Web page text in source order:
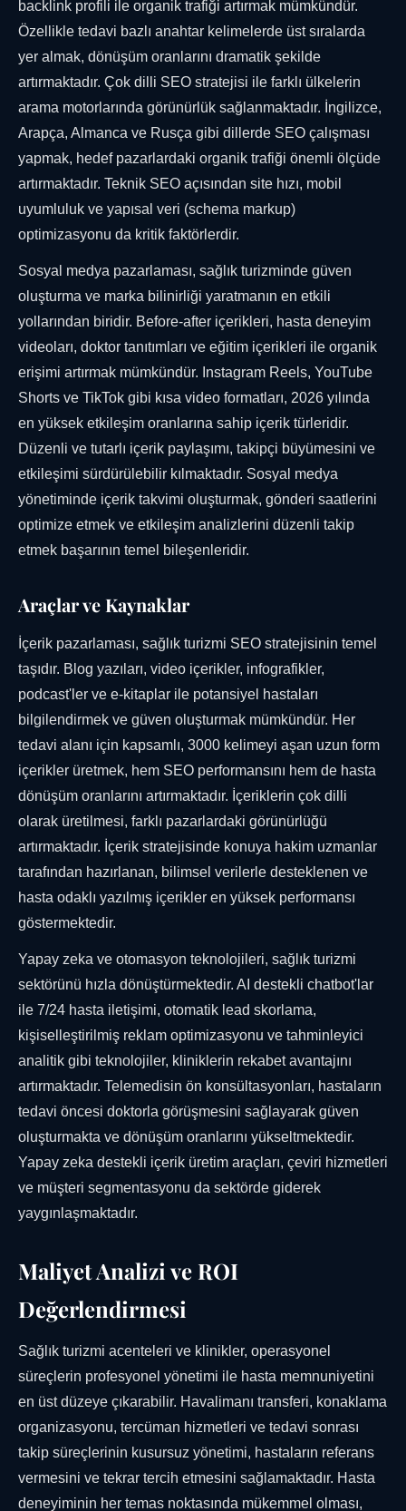
backlink profili ile organik trafiği artırmak mümkündür.
Özellikle tedavi bazlı anahtar kelimelerde üst sıralarda
yer almak, dönüşüm oranlarını dramatik şekilde
artırmaktadır. Çok dilli SEO stratejisi ile farklı ülkelerin
arama motorlarında görünürlük sağlanmaktadır. İngilizce,
Arapça, Almanca ve Rusça gibi dillerde SEO çalışması
yapmak, hedef pazarlardaki organik trafiği önemli ölçüde
artırmaktadır. Teknik SEO açısından site hızı, mobil
uyumluluk ve yapısal veri (schema markup)
optimizasyonu da kritik faktörlerdir.
Sosyal medya pazarlaması, sağlık turizminde güven
oluşturma ve marka bilinirliği yaratmanın en etkili
yollarından biridir. Before-after içerikleri, hasta deneyim
videoları, doktor tanıtımları ve eğitim içerikleri ile organik
erişimi artırmak mümkündür. Instagram Reels, YouTube
Shorts ve TikTok gibi kısa video formatları, 2026 yılında
en yüksek etkileşim oranlarına sahip içerik türleridir.
Düzenli ve tutarlı içerik paylaşımı, takipçi büyümesini ve
etkileşimi sürdürülebilir kılmaktadır. Sosyal medya
yönetiminde içerik takvimi oluşturmak, gönderi saatlerini
optimize etmek ve etkileşim analizlerini düzenli takip
etmek başarının temel bileşenleridir.
Araçlar ve Kaynaklar
İçerik pazarlaması, sağlık turizmi SEO stratejisinin temel
taşıdır. Blog yazıları, video içerikler, infografikler,
podcast'ler ve e-kitaplar ile potansiyel hastaları
bilgilendirmek ve güven oluşturmak mümkündür. Her
tedavi alanı için kapsamlı, 3000 kelimeyi aşan uzun form
içerikler üretmek, hem SEO performansını hem de hasta
dönüşüm oranlarını artırmaktadır. İçeriklerin çok dilli
olarak üretilmesi, farklı pazarlardaki görünürlüğü
artırmaktadır. İçerik stratejisinde konuya hakim uzmanlar
tarafından hazırlanan, bilimsel verilerle desteklenen ve
hasta odaklı yazılmış içerikler en yüksek performansı
göstermektedir.
Yapay zeka ve otomasyon teknolojileri, sağlık turizmi
sektörünü hızla dönüştürmektedir. AI destekli chatbot'lar
ile 7/24 hasta iletişimi, otomatik lead skorlama,
kişiselleştirilmiş reklam optimizasyonu ve tahminleyici
analitik gibi teknolojiler, kliniklerin rekabet avantajını
artırmaktadır. Telemedisin ön konsültasyonları, hastaların
tedavi öncesi doktorla görüşmesini sağlayarak güven
oluşturmakta ve dönüşüm oranlarını yükseltmektedir.
Yapay zeka destekli içerik üretim araçları, çeviri hizmetleri
ve müşteri segmentasyonu da sektörde giderek
yaygınlaşmaktadır.
Maliyet Analizi ve ROI
Değerlendirmesi
Sağlık turizmi acenteleri ve klinikler, operasyonel
süreçlerin profesyonel yönetimi ile hasta memnuniyetini
en üst düzeye çıkarabilir. Havalimanı transferi, konaklama
organizasyonu, tercüman hizmetleri ve tedavi sonrası
takip süreçlerinin kusursuz yönetimi, hastaların referans
vermesini ve tekrar tercih etmesini sağlamaktadır. Hasta
deneyiminin her temas noktasında mükemmel olması,